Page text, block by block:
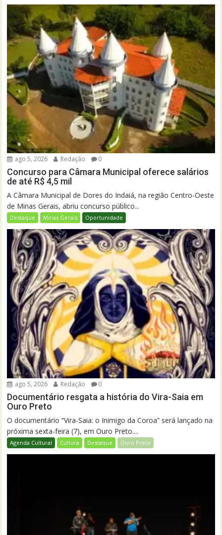
ago 5, 2026 Redação 0
Concurso para Câmara Municipal oferece salários
de até R$ 4,5 mil
A Câmara Municipal de Dores do Indaiá, na região Centro-Oeste
de Minas Gerais, abriu concurso público...
Destaque Minas Gerais Oportunidade
ago 5, 2026 Redação 0
Documentário resgata a história do Vira-Saia em
Ouro Preto
O documentário “Vira-Saia: o Inimigo da Coroa” será lançado na
próxima sexta-feira (7), em Ouro Preto....
Agenda Cultural Cultura Destaque Ouro Preto